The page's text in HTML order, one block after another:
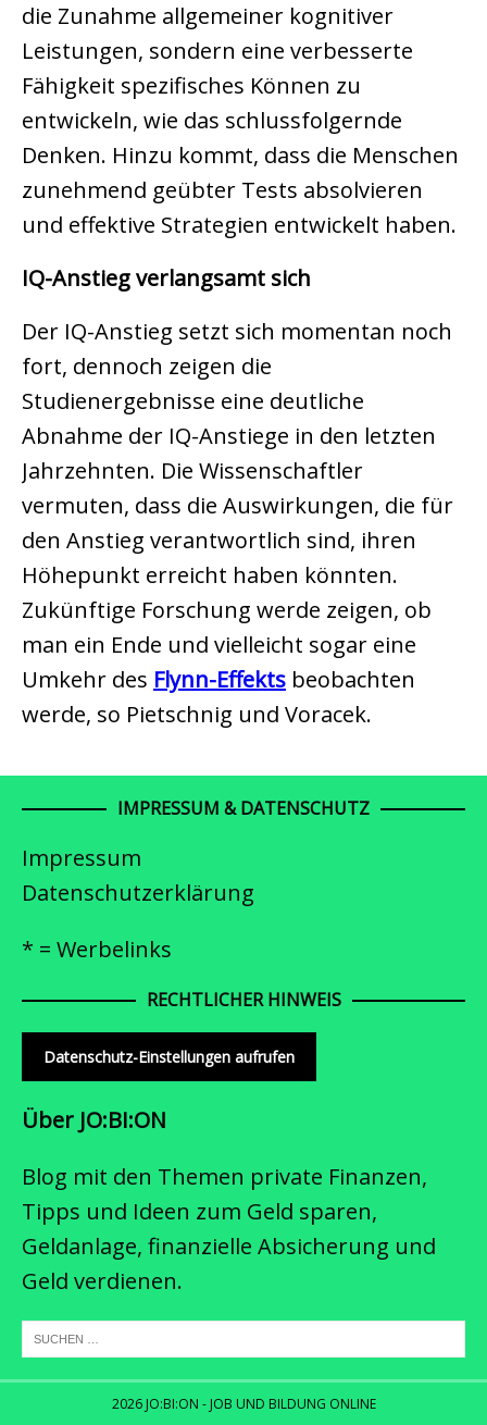
die Zunahme allgemeiner kognitiver
Leistungen, sondern eine verbesserte
Fähigkeit spezifisches Können zu
entwickeln, wie das schlussfolgernde
Denken. Hinzu kommt, dass die Menschen
zunehmend geübter Tests absolvieren
und effektive Strategien entwickelt haben.
IQ-Anstieg verlangsamt sich
Der IQ-Anstieg setzt sich momentan noch
fort, dennoch zeigen die
Studienergebnisse eine deutliche
Abnahme der IQ-Anstiege in den letzten
Jahrzehnten. Die Wissenschaftler
vermuten, dass die Auswirkungen, die für
den Anstieg verantwortlich sind, ihren
Höhepunkt erreicht haben könnten.
Zukünftige Forschung werde zeigen, ob
man ein Ende und vielleicht sogar eine
Umkehr des Flynn-Effekts beobachten
werde, so Pietschnig und Voracek.
IMPRESSUM & DATENSCHUTZ
Impressum
Datenschutzerklärung
* = Werbelinks
RECHTLICHER HINWEIS
Datenschutz-Einstellungen aufrufen
Über JO:BI:ON
Blog mit den Themen private Finanzen,
Tipps und Ideen zum Geld sparen,
Geldanlage, finanzielle Absicherung und
Geld verdienen.
2026 JO:BI:ON - JOB UND BILDUNG ONLINE